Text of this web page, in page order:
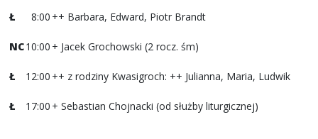
Ł 8:00 ++ Barbara, Edward, Piotr Brandt
NC10:00 + Jacek Grochowski (2 rocz. śm)
Ł 12:00 ++ z rodziny Kwasigroch: ++ Julianna, Maria, Ludwik
Ł 17:00 + Sebastian Chojnacki (od służby liturgicznej)